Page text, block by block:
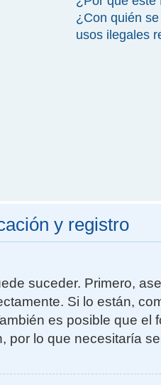
¿Con quién
usos ilegales
y registro
suceder. Primero,
Si lo están,
es posible que el
por lo que necesitaría